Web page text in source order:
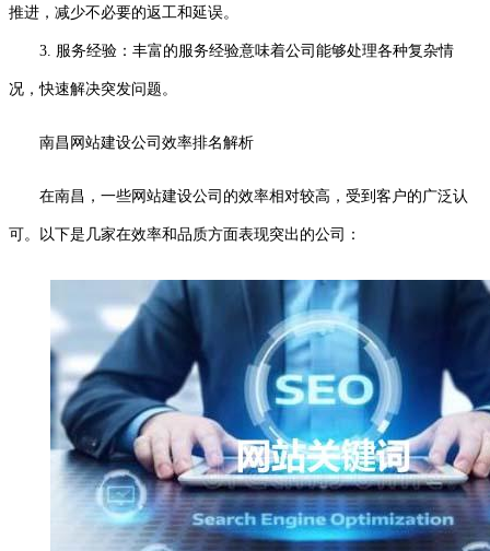
推进，减少不必要的返工和延误。
3. 服务经验：丰富的服务经验意味着公司能够处理各种复杂情
况，快速解决突发问题。
南昌网站建设公司效率排名解析
在南昌，一些网站建设公司的效率相对较高，受到客户的广泛认
可。以下是几家在效率和品质方面表现突出的公司：